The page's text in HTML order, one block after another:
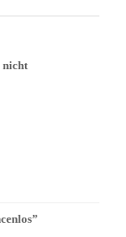
nicht